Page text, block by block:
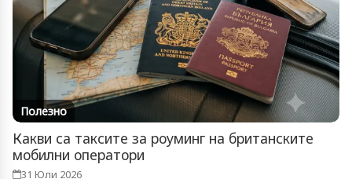
Полезно
Какви са таксите за роуминг на британските
мобилни оператори
31 Юли 2026